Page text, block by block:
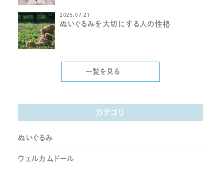
2025.07.21
ぬいぐるみを大切にする人の性格
一覧を見る
カテゴリ
ぬいぐるみ
ウェルカムドール